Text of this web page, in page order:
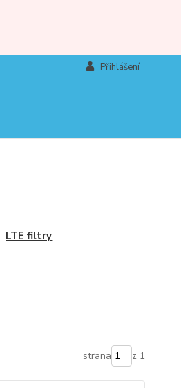
Přihlášení
LTE filtry
strana z 1